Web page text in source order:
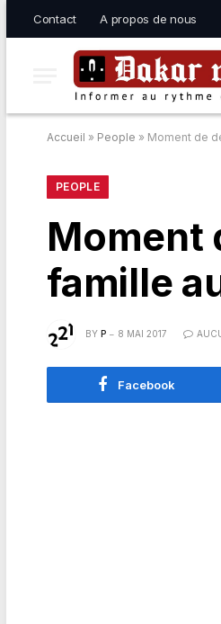
Contact A propos de nous
Accueil » People » Moment de
PEOPLE
Moment
famille
BY P 8 MAI 2017
Facebook